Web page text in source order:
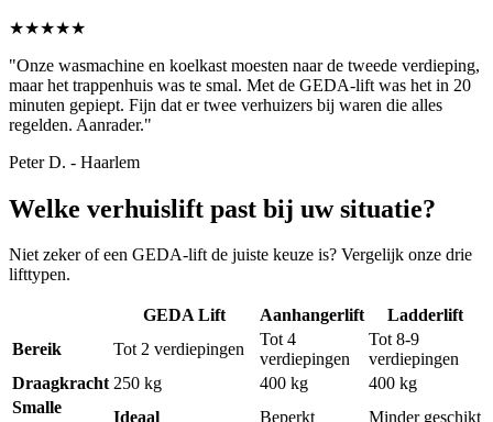
★★★★★
"Onze wasmachine en koelkast moesten naar de tweede verdieping,
maar het trappenhuis was te smal. Met de GEDA-lift was het in 20
minuten gepiept. Fijn dat er twee verhuizers bij waren die alles
regelden. Aanrader."
Peter D. - Haarlem
Welke verhuislift past bij uw situatie?
Niet zeker of een GEDA-lift de juiste keuze is? Vergelijk onze drie
lifttypen.
GEDA Lift Aanhangerlift
Ladderlift
Bereik
Tot 2 verdiepingen
Tot 4
verdiepingen
Tot 8-9
verdiepingen
Draagkracht 250 kg 400 kg
400 kg
Smalle
Ideaal Beperkt Minder geschikt